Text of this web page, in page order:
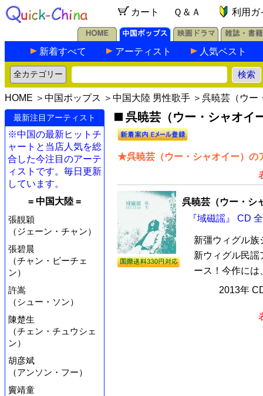
カート Ｑ＆Ａ 利用ガ
新着すべて アーティスト 人気ベスト
HOME ＞ 中国ポップス ＞ 中国大陸 男性歌手 ＞呉暁芸（ウー
最新注目アーティスト
※中国の最新ヒットチ
ャートと当店人気を総
合した今注目のアーテ
ィストです。毎日更新
しています。
= 中国大陸 =
張靚穎
（ジェーン・チャン）
張碧晨
（チャン・ビーチェ
ン）
許嵩
（シュー・ソン）
陳楚生
（チェン・チュウシェ
ン）
胡彦斌
（アンソン・フー）
竇靖童
呉暁芸（ウー・シャオイ
★呉暁芸（ウー・シャオイー）の
呉暁芸（ウー・シ
『域磁謡』 CD
新彊ウィグル族
新ウィグル民謡
ース！今作には
2013年